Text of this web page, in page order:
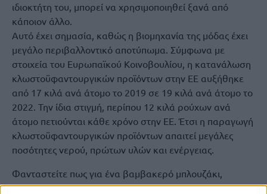
ιδιοκτήτη του, μπορεί να χρησιμοποιηθεί ξανά από
κάποιον άλλο.
Αυτό έχει σημασία, καθώς η βιομηχανία της μόδας έχει
μεγάλο περιβαλλοντικό αποτύπωμα. Σύμφωνα με
στοιχεία του Ευρωπαϊκού Κοινοβουλίου, η κατανάλωση
κλωστοϋφαντουργικών προϊόντων στην ΕΕ αυξήθηκε
από 17 κιλά ανά άτομο το 2019 σε 19 κιλά ανά άτομο το
2022. Την ίδια στιγμή, περίπου 12 κιλά ρούχων ανά
άτομο πετιούνται κάθε χρόνο στην ΕΕ. Έτσι η παραγωγή
κλωστοϋφαντουργικών προϊόντων απαιτεί μεγάλες
ποσότητες νερού, πρώτων υλών και ενέργειας.
Φανταστείτε πως για ένα βαμβακερό μπλουζάκι,
εκτιμάται ότι χρειάζονται περίπου 2.700 λίτρα γλυκού